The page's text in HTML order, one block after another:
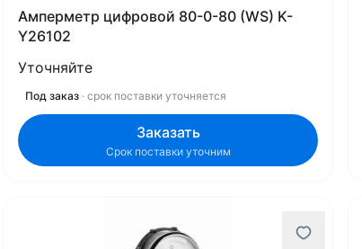
Амперметр цифровой 80-0-80 (WS) K-
Y26102
Уточняйте
Под заказ · срок поставки уточняется
Заказать
Срок поставки уточним